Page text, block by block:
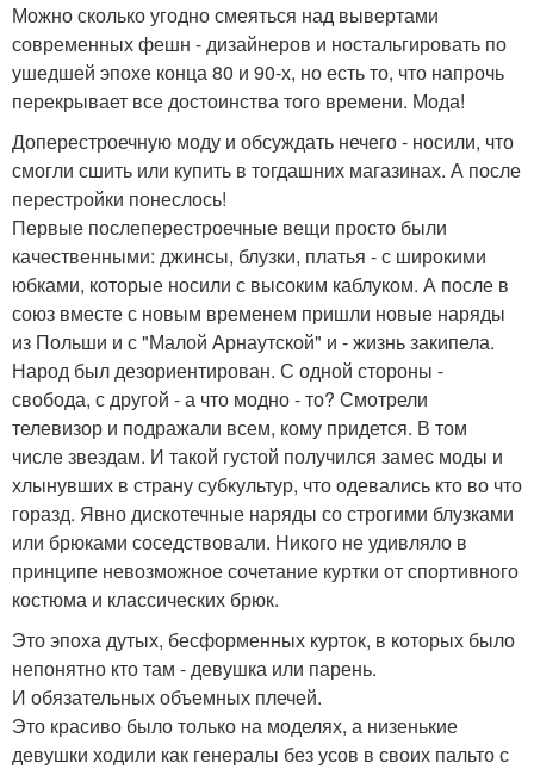
Можно сколько угодно смеяться над вывертами
современных фешн - дизайнеров и ностальгировать по
ушедшей эпохе конца 80 и 90-х, но есть то, что напрочь
перекрывает все достоинства того времени. Мода!
Доперестроечную моду и обсуждать нечего - носили, что
смогли сшить или купить в тогдашних магазинах. А после
перестройки понеслось!
Первые послеперестроечные вещи просто были
качественными: джинсы, блузки, платья - с широкими
юбками, которые носили с высоким каблуком. А после в
союз вместе с новым временем пришли новые наряды
из Польши и с "Малой Арнаутской" и - жизнь закипела.
Народ был дезориентирован. С одной стороны -
свобода, с другой - а что модно - то? Смотрели
телевизор и подражали всем, кому придется. В том
числе звездам. И такой густой получился замес моды и
хлынувших в страну субкультур, что одевались кто во что
горазд. Явно дискотечные наряды со строгими блузками
или брюками соседствовали. Никого не удивляло в
принципе невозможное сочетание куртки от спортивного
костюма и классических брюк.
Это эпоха дутых, бесформенных курток, в которых было
непонятно кто там - девушка или парень.
И обязательных объемных плечей.
Это красиво было только на моделях, а низенькие
девушки ходили как генералы без усов в своих пальто с